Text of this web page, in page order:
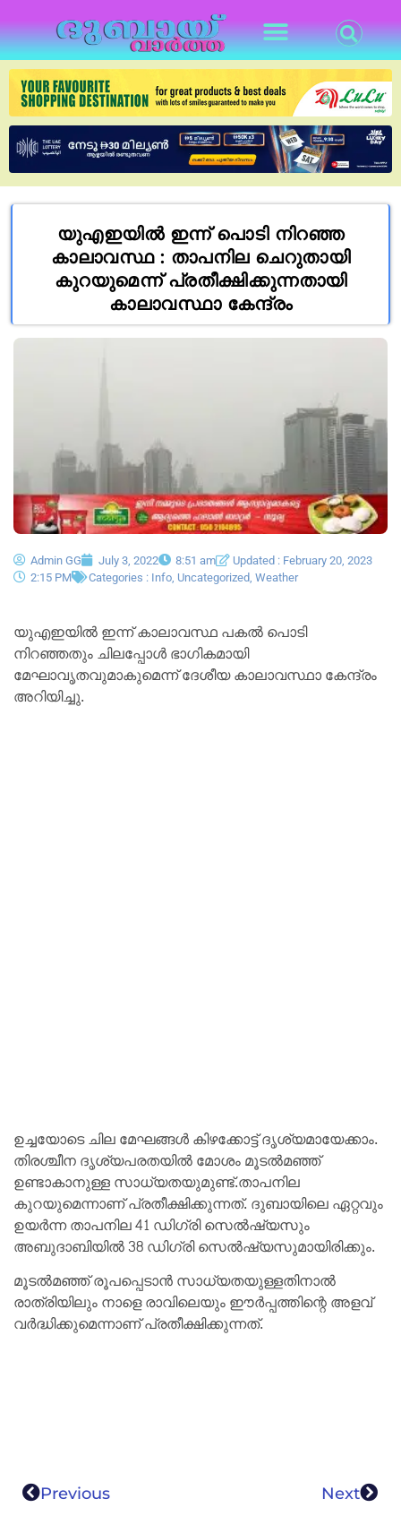
യുഎഇയിൽ ഇന്ന് പൊടി നിറഞ്ഞ
കാലാവസ്ഥ : താപനില ചെറുതായി
കുറയുമെന്ന് പ്രതീക്ഷിക്കുന്നതായി
കാലാവസ്ഥാ കേന്ദ്രം
Admin GG July 3, 2022 8:51 am
Updated : February 20, 2023
2:15 PM
Categories : Info Uncategorized Weather
യുഎഇയിൽ ഇന്ന് കാലാവസ്ഥ പകൽ പൊടി
നിറഞ്ഞതും ചിലപ്പോൾ ഭാഗികമായി
മേഘാവൃതവുമാകുമെന്ന് ദേശീയ കാലാവസ്ഥാ കേന്ദ്രം
അറിയിച്ചു.
ഉച്ചയോടെ ചില മേഘങ്ങൾ കിഴക്കോട്ട് ദൃശ്യമായേക്കാം.
തിരശ്ചീന ദൃശ്യപരതയിൽ മോശം മൂടൽമഞ്ഞ്
ഉണ്ടാകാനുള്ള സാധ്യതയുമുണ്ട്.താപനില
കുറയുമെന്നാണ് പ്രതീക്ഷിക്കുന്നത്. ദുബായിലെ ഏറ്റവും
ഉയർന്ന താപനില 41 ഡിഗ്രി സെൽഷ്യസും
അബുദാബിയിൽ 38 ഡിഗ്രി സെൽഷ്യസുമായിരിക്കും.
മൂടൽമഞ്ഞ് രൂപപ്പെടാൻ സാധ്യതയുള്ളതിനാൽ
രാത്രിയിലും നാളെ രാവിലെയും ഈർപ്പത്തിന്റെ അളവ്
വർദ്ധിക്കുമെന്നാണ് പ്രതീക്ഷിക്കുന്നത്.
Previous Next